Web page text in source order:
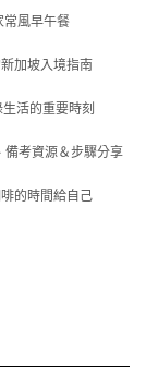
常風早午餐
新加坡入境指南
活的重要時刻
備考資源＆步驟分享
的時間給自己